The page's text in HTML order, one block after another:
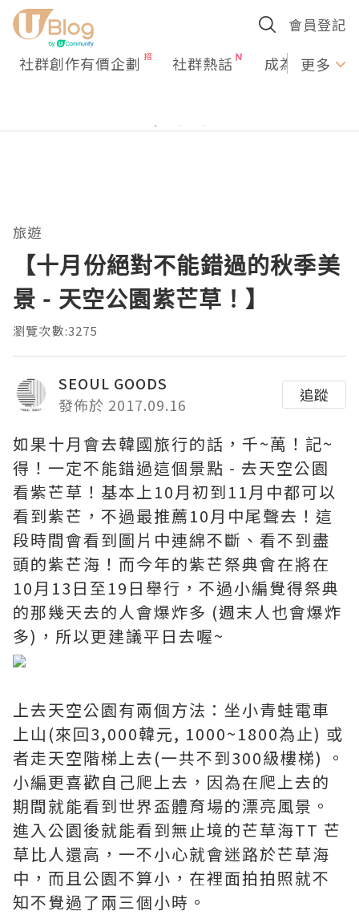
會員登記
社群創作有價企劃 社群熱話 成為U更多
旅遊
【十月份絕對不能錯過的秋季美
景 - 天空公園紫芒草！】
瀏覽次數:3275
SEOUL GOODS
發佈於 2017.09.16
追蹤
如果十月會去韓國旅行的話，千~萬！記~
得！一定不能錯過這個景點 - 去天空公園
看紫芒草！基本上10月初到11月中都可以
看到紫芒，不過最推薦10月中尾聲去！這
段時間會看到圖片中連綿不斷、看不到盡
頭的紫芒海！而今年的紫芒祭典會在將在
10月13日至19日舉行，不過小編覺得祭典
的那幾天去的人會爆炸多 (週末人也會爆炸
多)，所以更建議平日去喔~
上去天空公園有兩個方法：坐小青蛙電車
上山(來回3,000韓元, 1000~1800為止) 或
者走天空階梯上去(一共不到300級樓梯) 。
小編更喜歡自己爬上去，因為在爬上去的
期間就能看到世界盃體育場的漂亮風景。
進入公園後就能看到無止境的芒草海TT 芒
草比人還高，一不小心就會迷路於芒草海
中，而且公園不算小，在裡面拍拍照就不
知不覺過了兩三個小時。